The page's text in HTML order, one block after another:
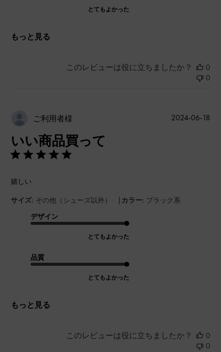
とてもよかった
もっと見る
このレビューは役に立ちましたか？
0
0
ご利用者様
いい商品買って
嬉しい
サイズ: その他（シューズ以外） | カラー: ブラック系
デザイン
とてもよかった
品質
とてもよかった
もっと見る
公
2024-06-18
このレビューは役に立ちましたか？
0
0